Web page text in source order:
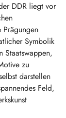
DDR liegt vor
Prägungen
Symbolik
Staatswappen,
zu
darstellen
Feld,